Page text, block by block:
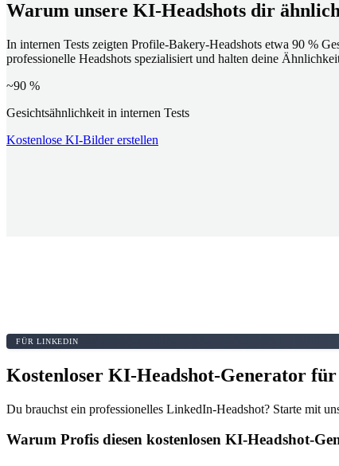
Warum unsere KI-Headshots dir
In internen Tests zeigten Profile-Bakery-Headshots etwa 90 %
professionelle Headshots spezialisiert und halten deine
~90 %
Gesichtsähnlichkeit in internen Tests
Kostenlose KI-Bilder erstellen
FÜR LINKEDIN
Kostenloser KI-Headshot-Generator
Du brauchst ein professionelles LinkedIn-Headshot? Starte mit
Warum Profis diesen kostenlosen KI-Headshot-